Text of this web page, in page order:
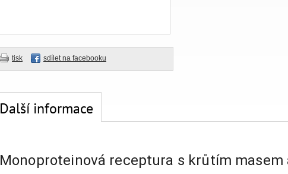
tisk sdílet na facebooku
Další informace
Monoproteinová receptura s krůtím masem